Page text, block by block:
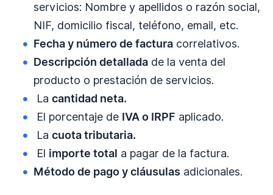
servicios: Nombre y apellidos o razón social,
NIF, domicilio fiscal, teléfono, email, etc.
Fecha y número de factura correlativos.
Descripción detallada de la venta del
producto o prestación de servicios.
La cantidad neta.
El porcentaje de IVA o IRPF aplicado.
La cuota tributaria.
El importe total a pagar de la factura.
Método de pago y cláusulas adicionales.